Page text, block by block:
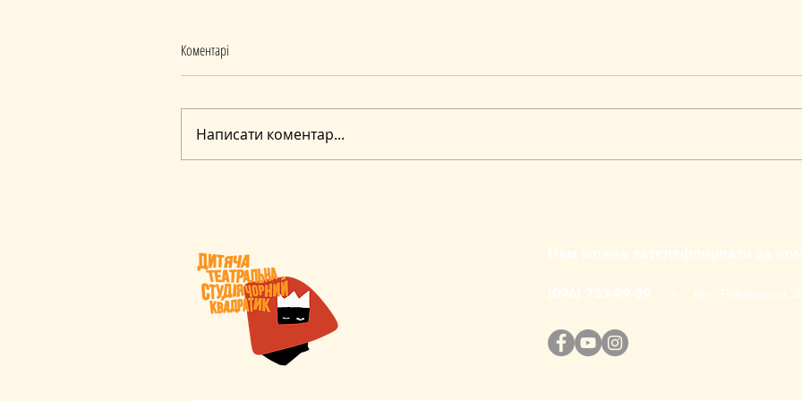
Коментарі
Написати коментар...
Нам можна зателефонувати за
(096) 753-99-39 – вул. Рейтарська,